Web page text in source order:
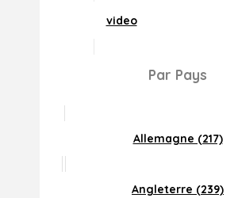
video
Par Pays
Allemagne (217)
Angleterre (239)